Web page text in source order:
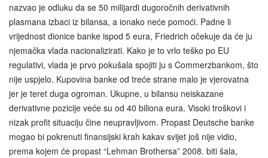
nazvao je odluku da se 50 milijardi dugoročnih derivativnih
plasmana izbaci iz bilansa, a ionako neće pomoći. Padne li
vrijednost dionice banke ispod 5 eura, Friedrich očekuje da će ju
njemačka vlada nacionalizirati. Kako je to vrlo teško po EU
regulativi, vlada je prvo pokušala spojiti ju s Commerzbankom, što
nije uspjelo. Kupovina banke od treće strane malo je vjerovatna
jer je teret duga ogroman. Ukupne, u bilansu neiskazane
derivativne pozicije veće su od 40 biliona eura. Visoki troškovi i
nizak profit situaciju čine neupravljivom. Propast Deutsche banke
mogao bi pokrenuti finansijski krah kakav svijet još nije vidio,
prema kojem će propast “Lehman Brothersa” 2008. biti šala,